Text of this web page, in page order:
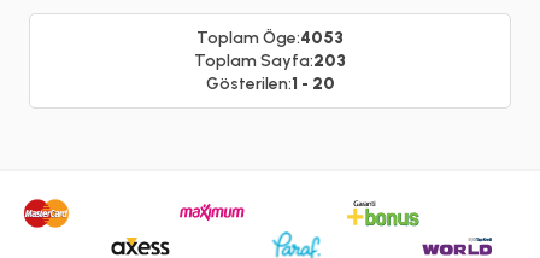
Toplam Öge:4053
Toplam Sayfa:203
Gösterilen:1 - 20